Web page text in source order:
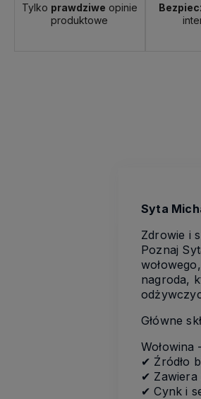
Tylko prawdziwe opinie
produktowe
Syta
Zdrowie i
Poznaj
nagroda,
Główne
Wołowina
✔ Źródło
✔ Zawiera
✔ Cynk i